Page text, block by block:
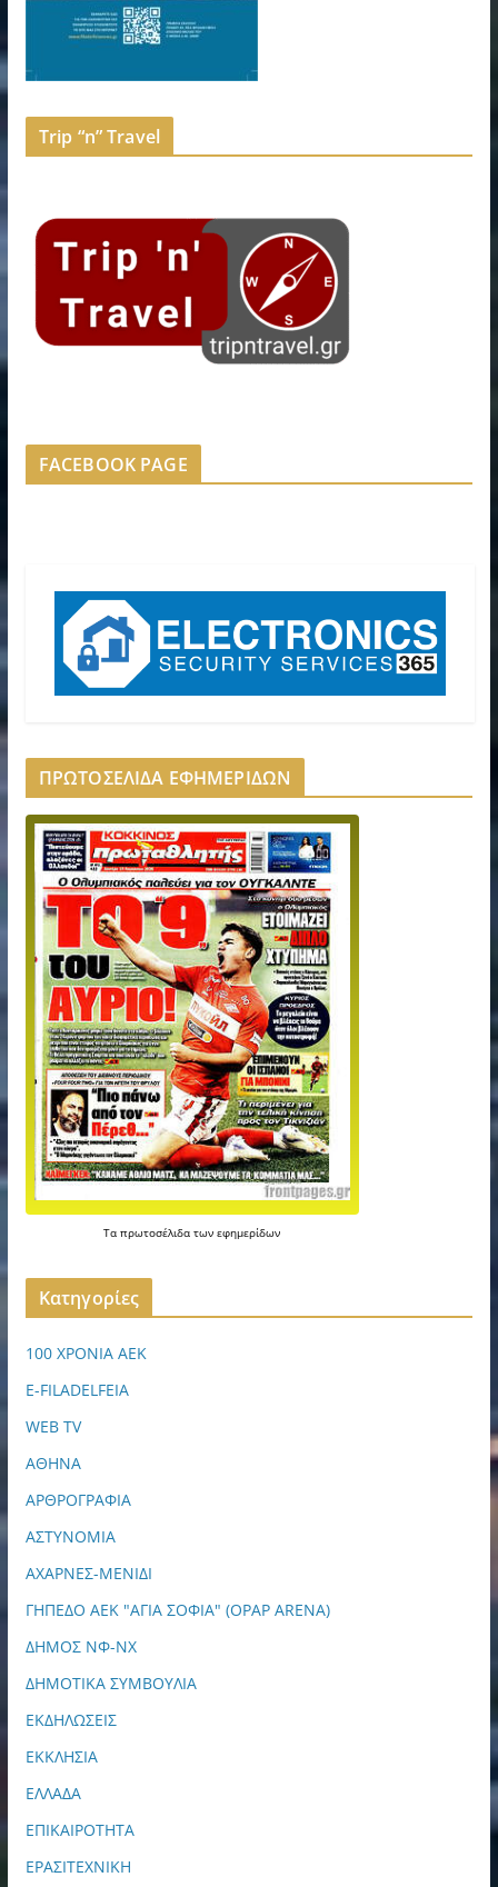
Trip “n” Travel
FACEBOOK PAGE
ΠΡΩΤΟΣΕΛΙΔΑ ΕΦΗΜΕΡΙΔΩΝ
Ταπρωτοσέλιδατωνεφημερίδων
Kατηγορίες
100 ΧΡΟΝΙΑ ΑΕΚ
E-FILADELFEIA
WEB TV
ΑΘΗΝΑ
ΑΡΘΡΟΓΡΑΦΙΑ
ΑΣΤΥΝΟΜΙΑ
ΑΧΑΡΝΕΣ-ΜΕΝΙΔΙ
ΓΗΠΕΔΟ ΑΕΚ "ΑΓΙΑ ΣΟΦΙΑ" (OPAP ARENA)
ΔΗΜΟΣ ΝΦ-ΝΧ
ΔΗΜΟΤΙΚΑ ΣΥΜΒΟΥΛΙΑ
ΕΚΔΗΛΩΣΕΙΣ
ΕΚΚΛΗΣΙΑ
ΕΛΛΑΔΑ
ΕΠΙΚΑΙΡΟΤΗΤΑ
ΕΡΑΣΙΤΕΧΝΙΚΗ